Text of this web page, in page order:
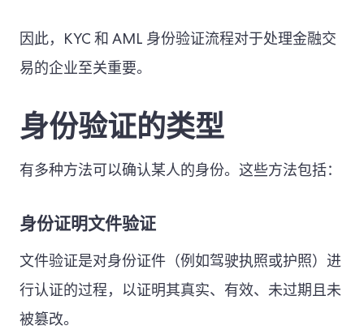
因此，KYC 和 AML 身份验证流程对于处理金融交
易的企业至关重要。
身份验证的类型
有多种方法可以确认某人的身份。这些方法包括：
身份证明文件验证
文件验证是对身份证件（例如驾驶执照或护照）进
行认证的过程，以证明其真实、有效、未过期且未
被篡改。